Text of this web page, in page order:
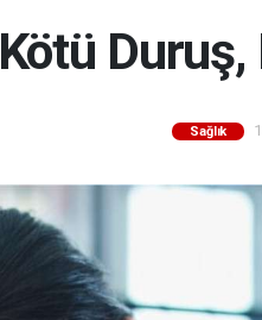
Kötü Duruş,
Sağlık